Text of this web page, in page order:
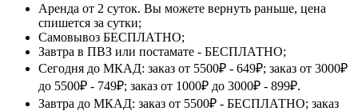
Аренда от 2 суток. Вы можете вернуть раньше, цена
спишется за сутки;
Самовывоз БЕСПЛАТНО;
Завтра в ПВЗ или постамате - БЕСПЛАТНО;
Сегодня до МКАД: заказ от 5500₽ - 649₽; заказ от 3000₽
до 5500₽ - 749₽; заказ от 1000₽ до 3000₽ - 899₽.
Завтра до МКАД: заказ от 5500₽ - БЕСПЛАТНО; заказ